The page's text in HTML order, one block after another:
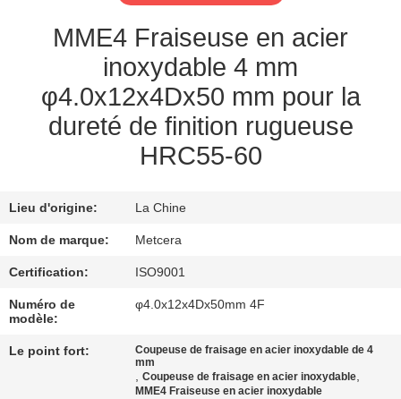
CATALOGUE
NOUS
CONTACTER
NOUVELLES
DEMANDEZ
UN DEVIS
PLAN
MME4 Fraiseuse en acier
inoxydable 4 mm
φ4.0x12x4Dx50 mm pour la
dureté de finition rugueuse
HRC55-60
Lieu d'origine: La Chine
Nom de marque: Metcera
Certification: ISO9001
Numéro de
modèle:
φ4.0x12x4Dx50mm 4F
Le point fort:
Coupeuse de fraisage en acier inoxydable de 4
mm
,Coupeuse de fraisage en acier inoxydable,
MME4 Fraiseuse en acier inoxydable